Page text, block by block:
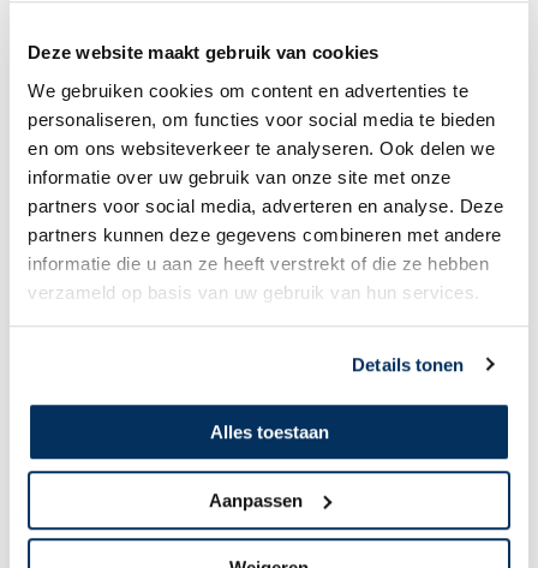
Deze website maakt gebruik van cookies
We gebruiken cookies om content en advertenties te
personaliseren, om functies voor social media te bieden
en om ons websiteverkeer te analyseren. Ook delen we
informatie over uw gebruik van onze site met onze
partners voor social media, adverteren en analyse. Deze
partners kunnen deze gegevens combineren met andere
informatie die u aan ze heeft verstrekt of die ze hebben
verzameld op basis van uw gebruik van hun services.
Details tonen
Alles toestaan
Aanpassen
Vliegveldcodes:
Land Plaats Code
Indonesie, Papoea Bugalaga WX53
Indonesie, Papoea Hitadipa WARJ
Indonesie, Papoea Nabire WABI
Papoea-Nieuw-Guinea Aiyura AYAY
Papoea-Nieuw-Guinea Goroka AYGA
Lesotho Matekane FXME
Lesotho Kuebunyane FXKY
Suriname Paramaribo SMZO
Suriname Paloemeu SMPA
Tsjaad N’Djamena FTTJ
Tsjaad Ounianga Kebir FTTY
Of maak je eerste vlucht als MAF-piloot in opleiding bijMATCdoor te
vertrekken vanaf Vliegveld Teuge. Download